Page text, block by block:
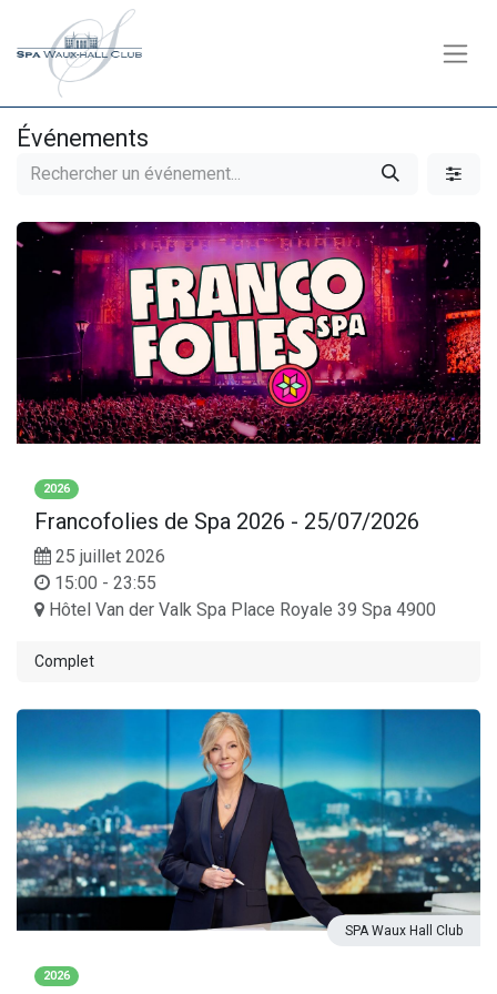
Événements
2026
Francofolies de Spa 2026 - 25/07/2026
25 juillet 2026
15:00 - 23:55
Hôtel Van der Valk Spa Place Royale 39 Spa 4900
Complet
2026
SPA Waux Hall Club